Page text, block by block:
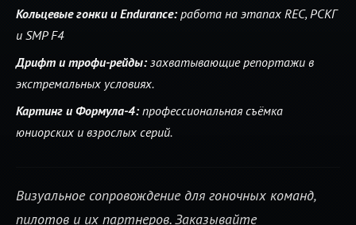
Кольцевые гонки и Endurance:работа на этапах REC, РСКГ
и SMP F4
Дрифт и трофи-рейды:захватывающие репортажи в
экстремальных условиях.
Картинг и Формула-4:профессиональная съёмка
юниорских и взрослых серий.
Визуальное сопровождение для гоночных команд,
пилотов и их партнеров. Заказывайте